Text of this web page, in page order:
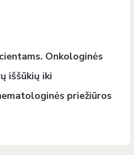
Onkologinės
iššūkių iki
priežiūros